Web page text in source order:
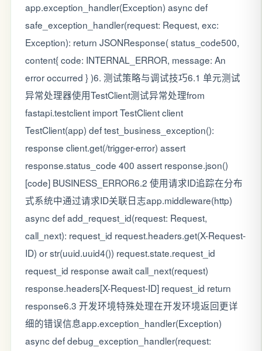
app.exception_handler(Exception) async def
safe_exception_handler(request: Request, exc:
Exception): return JSONResponse( status_code500,
content{ code: INTERNAL_ERROR, message: An
error occurred } )6. 测试策略与调试技巧6.1 单元测试
异常处理器使用TestClient测试异常处理from
fastapi.testclient import TestClient client
TestClient(app) def test_business_exception():
response client.get(/trigger-error) assert
response.status_code 400 assert response.json()
[code] BUSINESS_ERROR6.2 使用请求ID追踪在分布
式系统中通过请求ID关联日志app.middleware(http)
async def add_request_id(request: Request,
call_next): request_id request.headers.get(X-Request-
ID) or str(uuid.uuid4()) request.state.request_id
request_id response await call_next(request)
response.headers[X-Request-ID] request_id return
response6.3 开发环境特殊处理在开发环境返回更详
细的错误信息app.exception_handler(Exception)
async def debug_exception_handler(request: